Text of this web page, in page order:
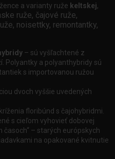
a varianty ruže keltskej,
ruže, čajové ruže,
noisettky, remontantky,
– sú vyšľachtené z
Polyantky a polyanthybridy sú
s importovanou ružou
dvoch vyššie uvedených
floribúnd s čajohybridmi.
s cieľom vyhovieť dobovej
časoch“ – starých európskych
na opakované kvitnutie